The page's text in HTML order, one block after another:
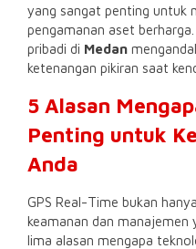
yang sangat penting untuk
pengamanan aset
pribadi di Medan
ketenangan pikiran saat
5 Alasan
Penting untuk
Anda
GPS Real-Time bukan
keamanan dan manajemen
lima alasan mengapa